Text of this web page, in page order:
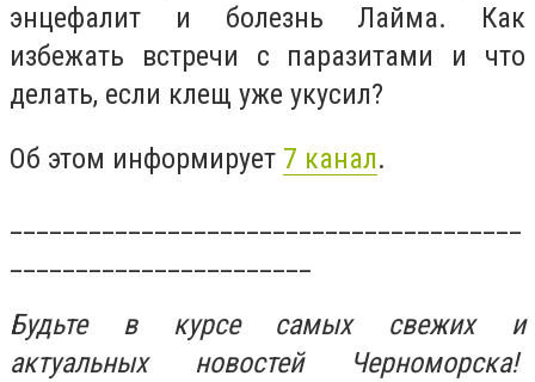
энцефалит и болезнь Лайма. Как
избежать встречи с паразитами и что
делать, если клещ уже укусил?
Об этом информирует 7 канал.
Будьте в курсе самых свежих и
актуальных новостей Черноморска!